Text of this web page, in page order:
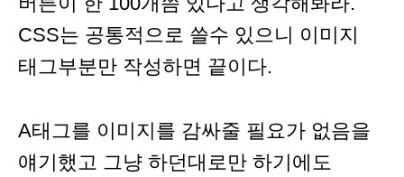
CSS는 공통적으로 쓸수 있으니 이미지
태그부분만 작성하면 끝이다.
A태그를 이미지를 감싸줄 필요가 없음을
얘기했고 그냥 하던대로만 하기에도